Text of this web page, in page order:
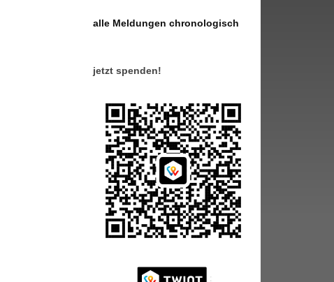
alle Meldungen chronologisch
jetzt spenden!